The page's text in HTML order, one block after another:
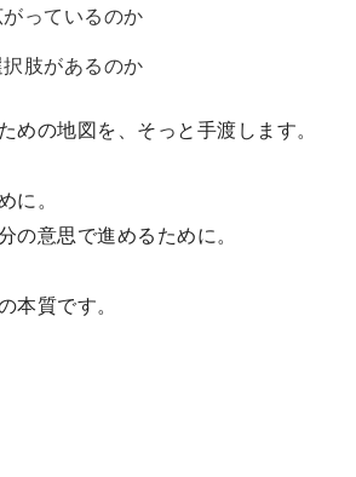
っているのか
肢があるのか
めの地図を、そっと手渡します。
に。
の意思で進めるために。
本質です。